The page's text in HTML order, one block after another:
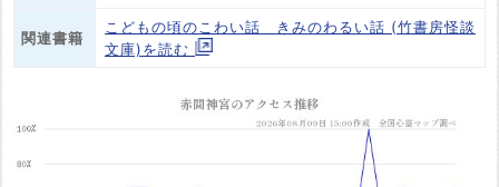
関連書籍
こどもの頃のこわい話 きみのわるい話 (竹書房怪談
文庫)を読む